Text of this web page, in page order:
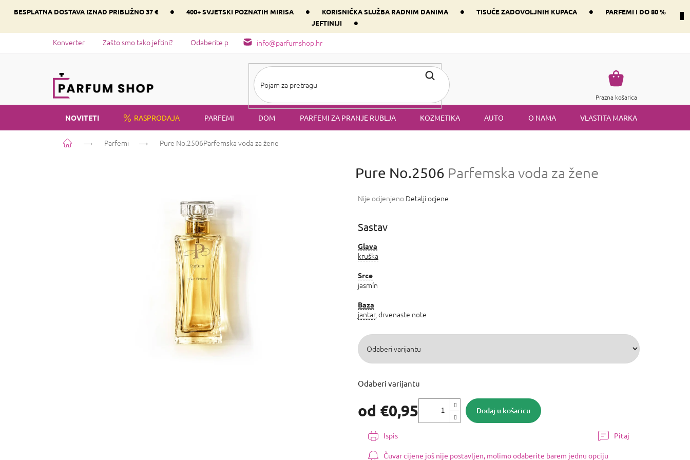
BESPLATNA DOSTAVA IZNAD PRIBLIŽNO 37 € • 400+ SVJETSKI POZNATIH MIRISA • KORISNIČKA SLUŽBA RADNIM DANIMA • TISUĆE ZADOVOLJNIH KUPACA •
PARFEMI I DO 80 %
JEFTINIJI
•
info@parfumshop.hr
Konverter Zašto smo tako jeftini? Odaberite parfem svog srca prema dominantnoj komponenti
Košarica
Prazna košarica
NOVITETI RASPRODAJA PARFEMI DOM PARFEMI ZA PRANJE RUBLJA KOZMETIKA AUTO O NAMA VLASTITA MARKA
Početna Parfemi Pure No.2506Parfemska voda za žene
Pure No.2506 Parfemska voda za žene
Prosječna
je
od
5
Nije ocijenjeno Detalji ocjene
od €0,95
cijenu:
Odaberi varijantu
Dodaj u košaricu
Sastav
Glava
kruška
Srce
jasmín
Baza
jantar, drvenaste note
Ispis Pitaj
Čuvar cijene još nije postavljen, molimo odaberite barem jednu opciju